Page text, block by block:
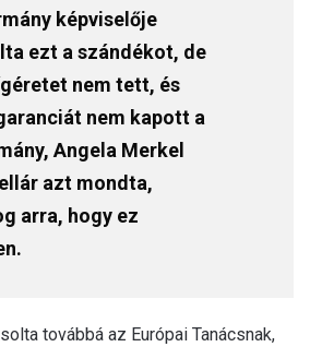
képviselője
ezt a szándékot, de
nem tett, és
nem kapott a
Angela Merkel
azt mondta,
arra, hogy ez
továbbá az Európai Tanácsnak,